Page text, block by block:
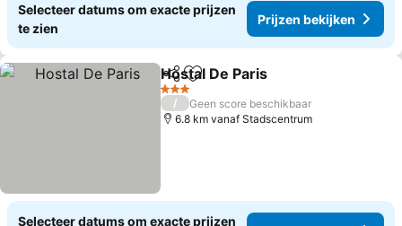
Selecteer datums om exacte prijzen
te zien
Prijzen bekijken
DelenToevoegen aan favorieten
Hostal De Paris
3 Sterren
/
Geen score beschikbaar
6.8 km vanaf Stadscentrum
Selecteer datums om exacte prijzen